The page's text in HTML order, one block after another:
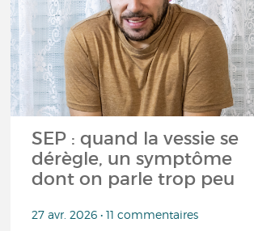
SEP : quand la vessie se
dérègle, un symptôme
dont on parle trop peu
27 avr. 2026 • 11 commentaires